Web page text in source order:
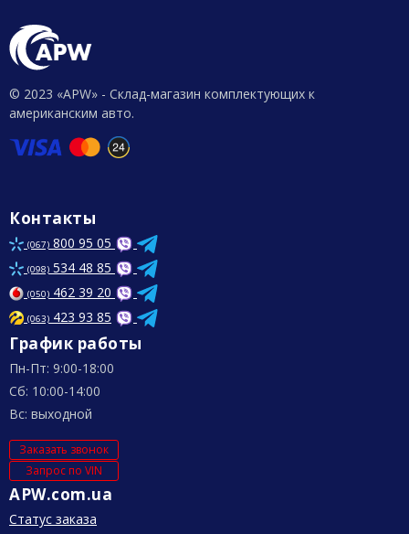
© 2023 «APW» - Склад-магазин комплектующих к
американским авто.
Контакты
(067) 800 95 05
(098) 534 48 85
(050) 462 39 20
(063) 423 93 85
График работы
Пн-Пт: 9:00-18:00
Сб: 10:00-14:00
Вс: выходной
Заказать звонок
Запрос по VIN
APW.com.ua
Статус заказа